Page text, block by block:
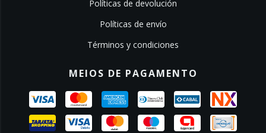
Políticas de devolución
Políticas de envío
Términos y condiciones
MEIOS DE PAGAMENTO